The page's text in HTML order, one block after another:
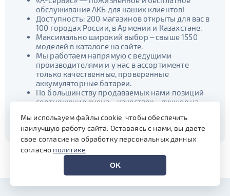
обслуживание АКБ для наших клиентов!
Доступность: 200 магазинов открыты для вас в
100 городах России, в Армении и Казахстане.
Максимально широкий выбор – свыше 1550
моделей в каталоге на сайте.
Мы работаем напрямую с ведущими
производителями и у нас в ассортименте
только качественные, проверенные
аккумуляторные батареи.
По большинству продаваемых нами позиций
соотношение «цена – качество» - лучшее на
Доверяйте профессионалам!
Мы используем файлы cookie, чтобы обеспечить
наилучшую работу сайта. Оставаясь с нами, вы даёте
свое согласие на обработку персональных данных
согласно политике
OK